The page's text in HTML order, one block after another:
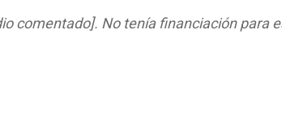
comentado]. No tenía financiación para